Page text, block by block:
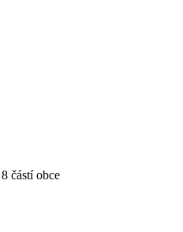
8 částí obce